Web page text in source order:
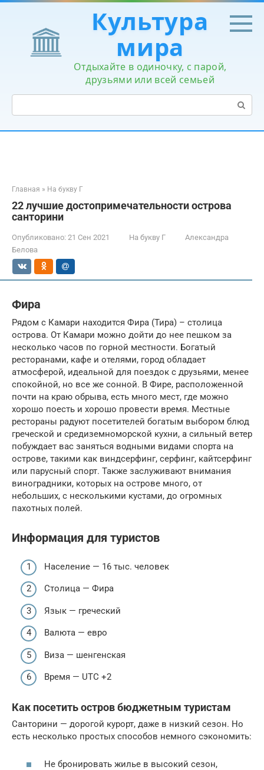
Перейти
контенту
Культура
мира
Отдыхайте в одиночку, с парой,
друзьями или всей семьей
Поиск:
Главная » На букву Г
22 лучшие достопримечательности острова
санторини
Опубликовано: 21 Сен 2021 На букву Г
Александра
Белова
Фира
Рядом с Камари находится Фира (Тира) – столица
острова. От Камари можно дойти до нее пешком за
несколько часов по горной местности. Богатый
ресторанами, кафе и отелями, город обладает
атмосферой, идеальной для поездок с друзьями, менее
спокойной, но все же сонной. В Фире, расположенной
почти на краю обрыва, есть много мест, где можно
хорошо поесть и хорошо провести время. Местные
рестораны радуют посетителей богатым выбором блюд
греческой и средиземноморской кухни, а сильный ветер
побуждает вас заняться водными видами спорта на
острове, такими как виндсерфинг, серфинг, кайтсерфинг
или парусный спорт. Также заслуживают внимания
виноградники, которых на острове много, от
небольших, с несколькими кустами, до огромных
пахотных полей.
Информация для туристов
Население — 16 тыс. человек
Столица — Фира
Язык — греческий
Валюта — евро
Виза — шенгенская
Время — UTC +2
Как посетить остров бюджетным туристам
Санторини — дорогой курорт, даже в низкий сезон. Но
есть несколько простых способов немного сэкономить:
Не бронировать жилье в высокий сезон,